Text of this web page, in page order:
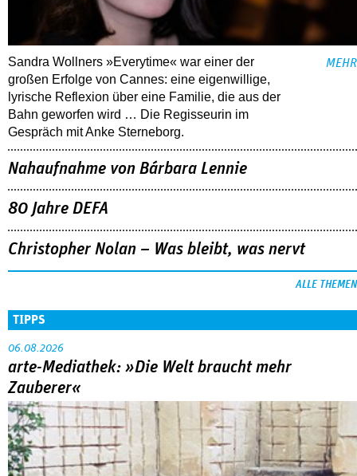
Sandra Wollners »Everytime« war einer der
großen Erfolge von Cannes: eine eigenwillige,
lyrische Reflexion über eine ­Familie, die aus der
Bahn geworfen wird … Die Regisseurin im
Gespräch mit Anke Sterneborg.
MEHR
Nahaufnahme von Bárbara Lennie
80 Jahre DEFA
Christopher Nolan – Was bleibt, was nervt
ALLE THEMEN
TIPPS
06.08.2026
arte-Mediathek: »Die Welt braucht mehr
Zauberer«